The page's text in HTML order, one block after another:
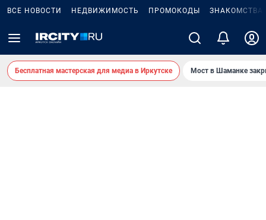
ВСЕ НОВОСТИ НЕДВИЖИМОСТЬ ПРОМОКОДЫ ЗНАКОМСТВА
Бесплатная мастерская для медиа в Иркутске Мост в Шаманке